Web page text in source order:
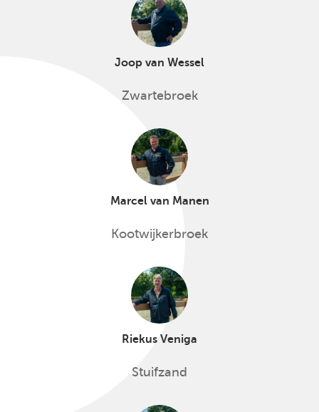
Joop van Wessel
Zwartebroek
Marcel van Manen
Kootwijkerbroek
Riekus Veniga
Stuifzand